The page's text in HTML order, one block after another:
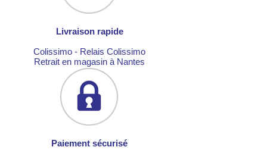
Livraison rapide
Colissimo - Relais Colissimo
Retrait en magasin à Nantes
Paiement sécurisé